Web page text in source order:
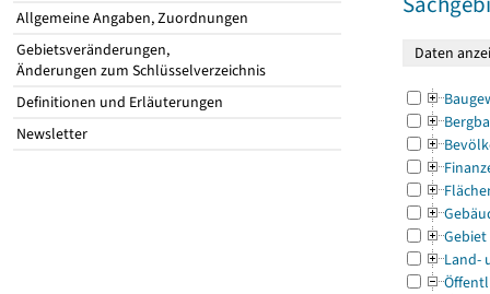
Allgemeine Angaben, Zuordnungen
Gebietsveränderungen,
Änderungen zum Schlüsselverzeichnis
Definitionen und Erläuterungen
Newsletter
Gebiet
Land-